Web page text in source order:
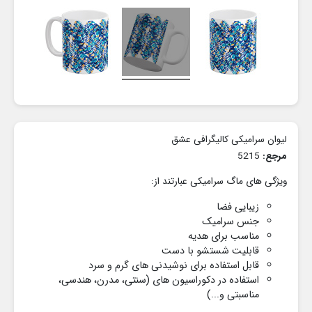
لیوان سرامیکی کالیگرافی عشق
مرجع:
ویژگی های ماگ سرامیکی عبارتند از:
زیبایی فضا
جنس سرامیک
مناسب برای هدیه
قابلیت شستشو با دست
قابل استفاده برای نوشیدنی های گرم و سرد
استفاده در دکوراسیون های (سنتی، مدرن، هندسی،
مناسبتی و...)